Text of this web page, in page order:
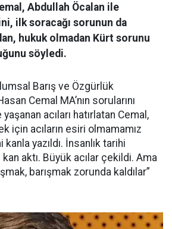
Abdullah Öcalan ile
ilk soracağı sorunun da
hukuk olmadan Kürt sorunu
söyledi.
Barış ve Özgürlük
Cemal MA’nın sorularını
acıları hatırlatan Cemal,
için acıların esiri olmamamız
kanla yazıldı. İnsanlık tarihi
kan aktı. Büyük acılar çekildi. Ama
barışmak zorunda kaldılar”